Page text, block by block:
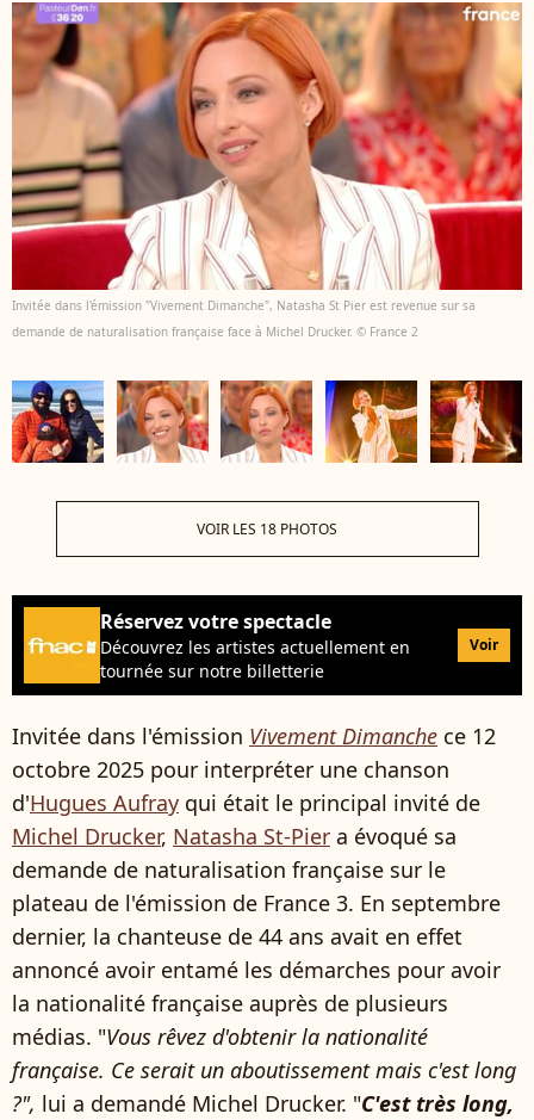
Invitée dans l'émission "Vivement Dimanche", Natasha St Pier est revenue sur sa
demande de naturalisation française face à Michel Drucker. © France 2
VOIR LES 18 PHOTOS
Réservez votre spectacle
Découvrez les artistes actuellement en
tournée sur notre billetterie
Voir
Invitée dans l'émission Vivement Dimanche ce 12
octobre 2025 pour interpréter une chanson
d'Hugues Aufray qui était le principal invité de
Michel Drucker, Natasha St-Pier a évoqué sa
demande de naturalisation française sur le
plateau de l'émission de France 3. En septembre
dernier, la chanteuse de 44 ans avait en effet
annoncé avoir entamé les démarches pour avoir
la nationalité française auprès de plusieurs
médias. "Vous rêvez d'obtenir la nationalité
française. Ce serait un aboutissement mais c'est long
?", lui a demandé Michel Drucker. "C'est très long,